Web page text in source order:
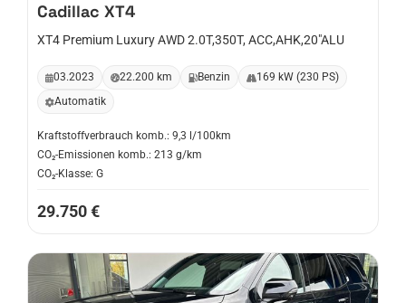
Cadillac XT4
XT4 Premium Luxury AWD 2.0T,350T, ACC,AHK,20"ALU
03.2023 22.200 km Benzin
169 kW (230 PS)
Automatik
Kraftstoffverbrauch komb.: 9,3 l/100km
CO₂-Emissionen komb.: 213 g/km
CO₂-Klasse: G
29.750 €